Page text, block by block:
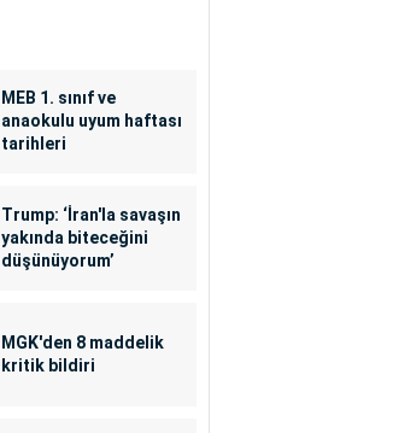
MEB 1. sınıf ve
anaokulu uyum haftası
tarihleri
Trump: ‘İran'la savaşın
yakında biteceğini
düşünüyorum’
MGK'den 8 maddelik
kritik bildiri